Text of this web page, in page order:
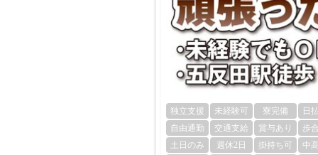
独立支援 未経験可 寮完備
日
自由通勤
交通支給 賞与あり
歩
土日のみ
週休2日 掛持ち可
中